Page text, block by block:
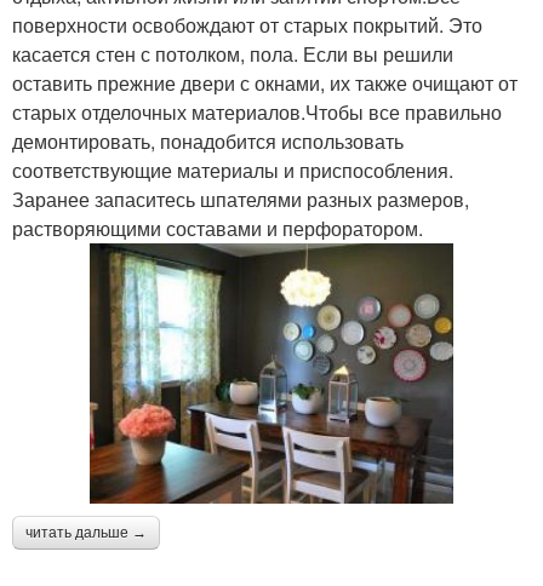
поверхности освобождают от старых покрытий. Это
касается стен с потолком, пола. Если вы решили
оставить прежние двери с окнами, их также очищают от
старых отделочных материалов.Чтобы все правильно
демонтировать, понадобится использовать
соответствующие материалы и приспособления.
Заранее запаситесь шпателями разных размеров,
растворяющими составами и перфоратором.
читать дальше →